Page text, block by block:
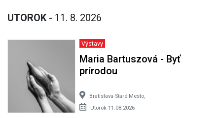
UTOROK - 11. 8. 2026
Výstavy
Maria Bartuszová - Byť
prírodou
Bratislava-Staré Mesto,
Utorok 11.08.2026